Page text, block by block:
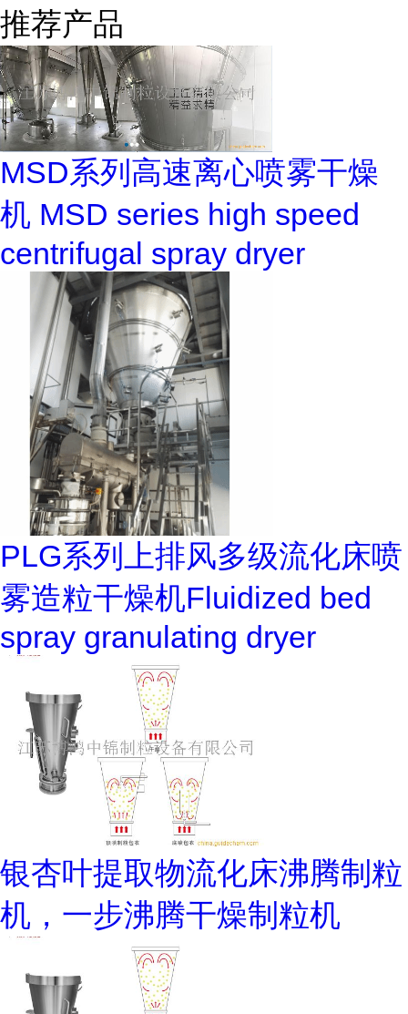
推荐产品
MSD系列高速离心喷雾干燥
机 MSD series high speed
centrifugal spray dryer
PLG系列上排风多级流化床喷
雾造粒干燥机Fluidized bed
spray granulating dryer
银杏叶提取物流化床沸腾制粒
机，一步沸腾干燥制粒机